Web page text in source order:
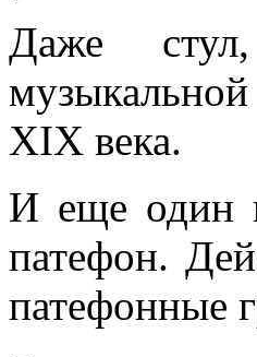
Даже
XIX века.
И еще один
патефон.
патефонные